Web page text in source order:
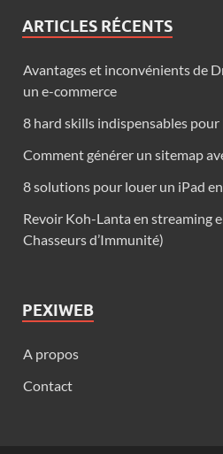
ARTICLES RÉCENTS
Avantages et inconvénients de
un e-commerce
8 hard skills indispensables
Comment générer un sitemap
8 solutions pour louer un iPad
Revoir Koh-Lanta en streaming
Chasseurs d’Immunité)
PEXIWEB
A propos
Contact